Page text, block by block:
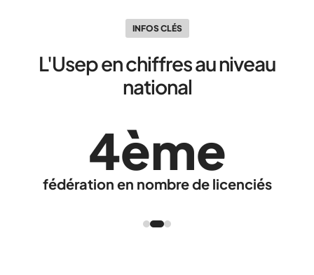
INFOS CLÉS
L'Usep en chiffres au niveau
national
4ème
fédération en nombre de licenciés